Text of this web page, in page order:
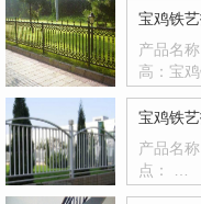
宝鸡铁
产品名
高：宝
宝鸡铁
产品名
点： …